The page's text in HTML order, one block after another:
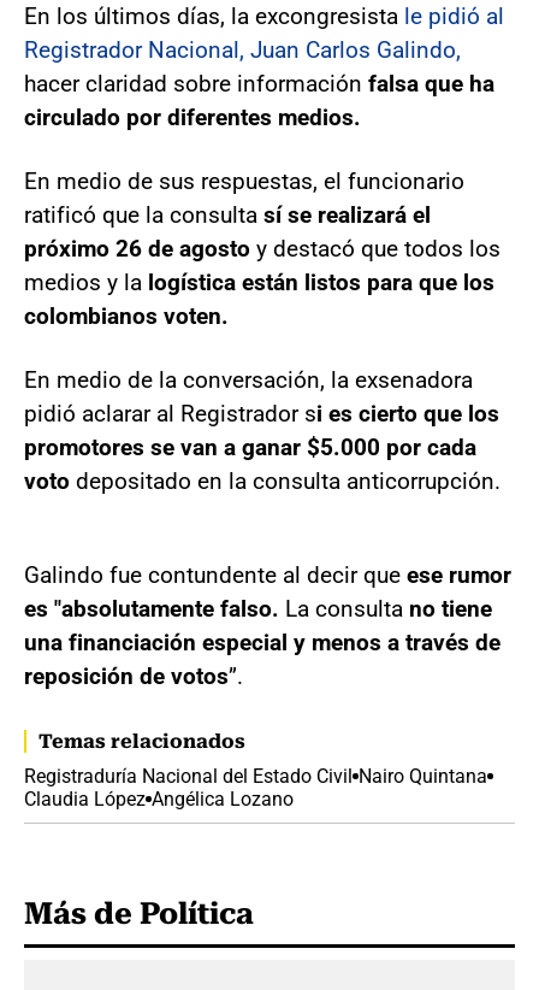
En los últimos días, la excongresista le pidió al
Registrador Nacional, Juan Carlos Galindo,
hacer claridad sobre información falsa que ha
circulado por diferentes medios.
En medio de sus respuestas, el funcionario
ratificó que la consulta sí se realizará el
próximo 26 de agosto y destacó que todos los
medios y la logística están listos para que los
colombianos voten.
En medio de la conversación, la exsenadora
pidió aclarar al Registrador si es cierto que los
promotores se van a ganar $5.000 por cada
voto depositado en la consulta anticorrupción.
Galindo fue contundente al decir que ese rumor
es "absolutamente falso. La consulta no tiene
una financiación especial y menos a través de
reposición de votos”.
Temas relacionados
Registraduría Nacional del Estado Civil Nairo Quintana
Claudia López Angélica Lozano
Más de Política